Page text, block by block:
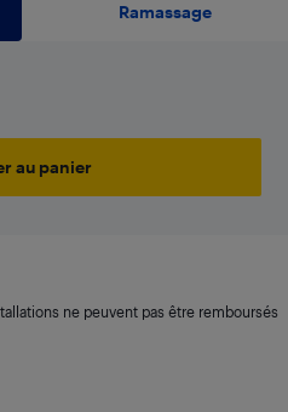
Ramassage
au panier
ne peuvent pas être remboursés